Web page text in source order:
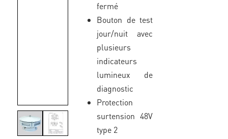
fermé
Bouton de test
jour/nuit avec
plusieurs
indicateurs
lumineux de
diagnostic
Protection
surtension 48V
type 2